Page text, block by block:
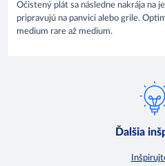
Očistený plát sa následne nakrája na
pripravujú na panvici alebo grile.
medium rare až medium.
Ďalšia